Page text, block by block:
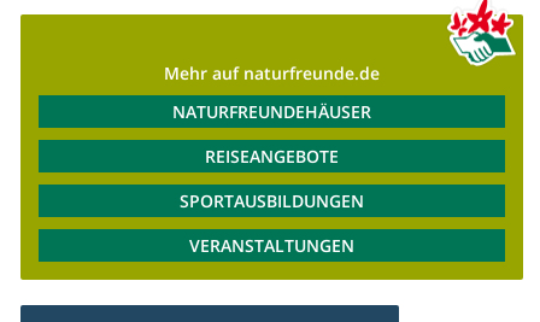
Mehr auf naturfreunde.de
NATURFREUNDEHÄUSER
REISEANGEBOTE
SPORTAUSBILDUNGEN
VERANSTALTUNGEN